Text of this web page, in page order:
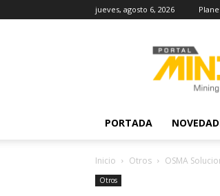
jueves, agosto 6, 2026
PORTADA
Inicio Otros OSMA
Otros